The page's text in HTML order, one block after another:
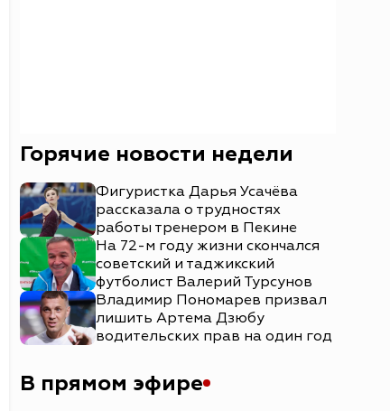
Горячие новости недели
Фигуристка Дарья Усачёва
рассказала о трудностях
работы тренером в Пекине
На 72-м году жизни скончался
советский и таджикский
футболист Валерий Турсунов
Владимир Пономарев призвал
лишить Артема Дзюбу
водительских прав на один год
В прямом эфире